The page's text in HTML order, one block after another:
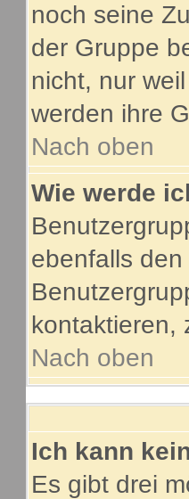
noch seine
der Gruppe
nicht, nur
werden ihre
Nach oben
Wie werde
ebenfalls
kontaktieren,
Nach oben
Ich kann
Es gibt drei